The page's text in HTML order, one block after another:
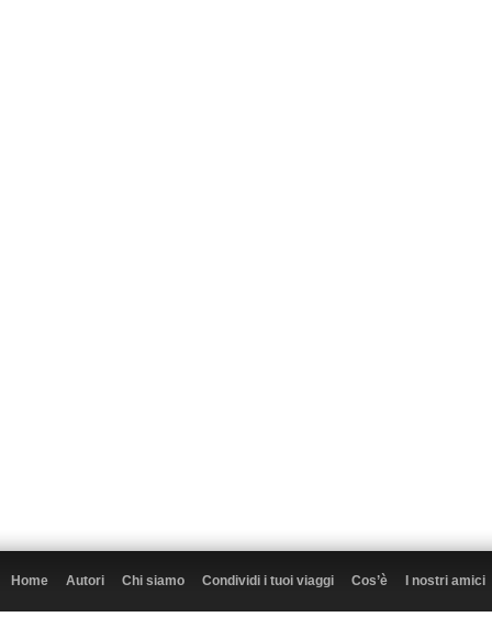
Home Autori Chi siamo Condividi i tuoi viaggi Cos’è I nostri amici